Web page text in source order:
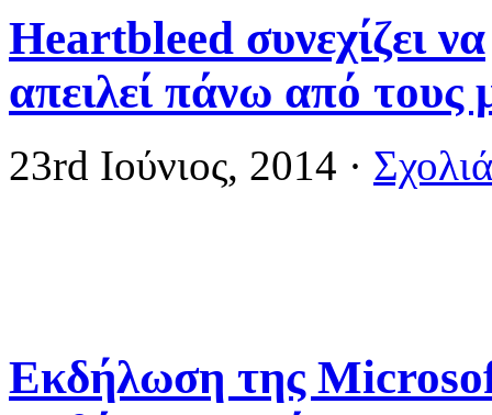
Heartbleed συνεχίζει να
απειλεί πάνω από τους
23rd Ιούνιος, 2014 ·
Εκδήλωση της